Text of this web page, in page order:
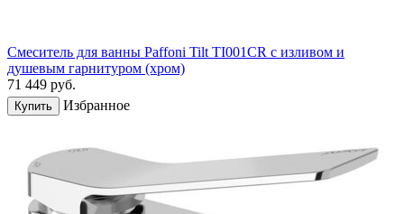
Смеситель для ванны Paffoni Tilt TI001CR с изливом и
душевым гарнитуром (хром)
71 449 руб.
Купить Избранное